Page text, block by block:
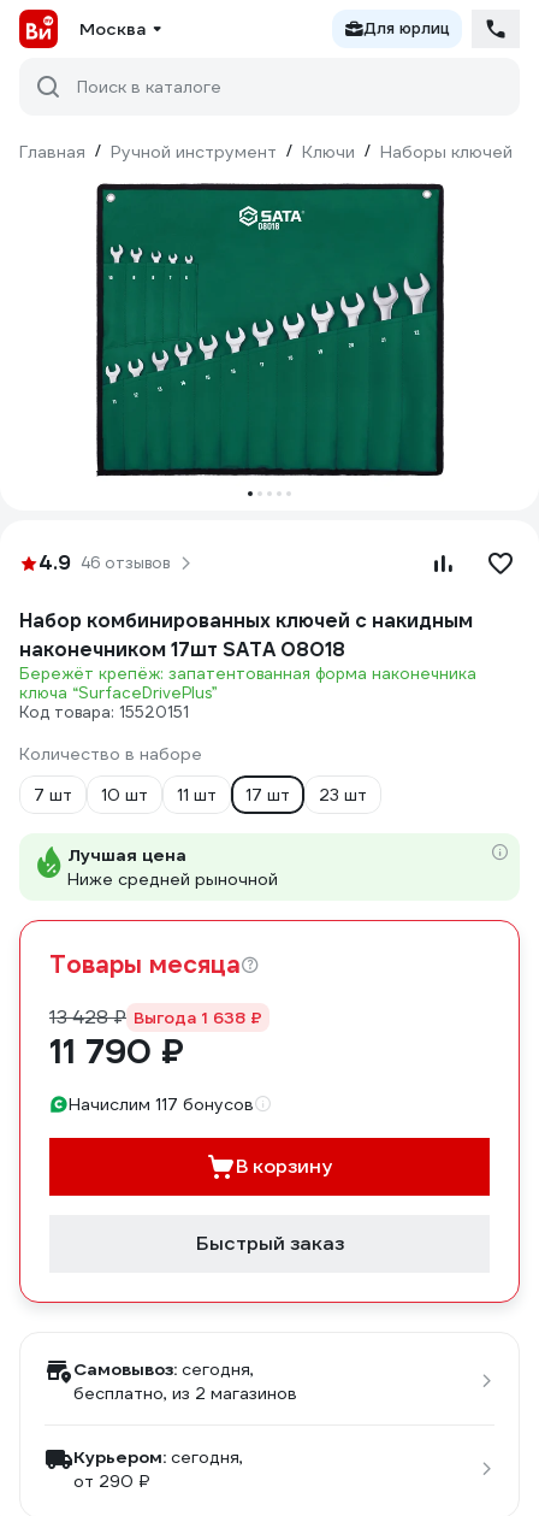
Москва Для юрлиц
Поиск в каталоге
Главная / Ручной инструмент / Ключи / Наборы ключей
4.9 46 отзывов
Набор комбинированных ключей с накидным
наконечником 17шт SATA 08018
Бережёт крепёж: запатентованная форма наконечника
ключа “SurfaceDrivePlus”
Код товара: 15520151
Количество в наборе
7 шт
10 шт 11 шт 17 шт 23 шт
Лучшая цена
Ниже средней рыночной
Товары месяца
13 428 ₽ Выгода 1 638 ₽
11 790 ₽
Начислим 117 бонусов
В корзину
Быстрый заказ
Самовывоз: сегодня,
бесплатно, из 2 магазинов
Курьером: сегодня,
от 290 ₽